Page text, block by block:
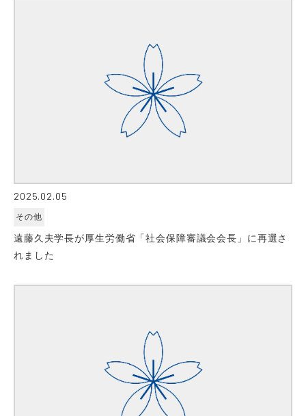
2025.02.05
その他
遠藤久夫学長が厚生労働省「社会保障審議会会長」に再選さ
れました